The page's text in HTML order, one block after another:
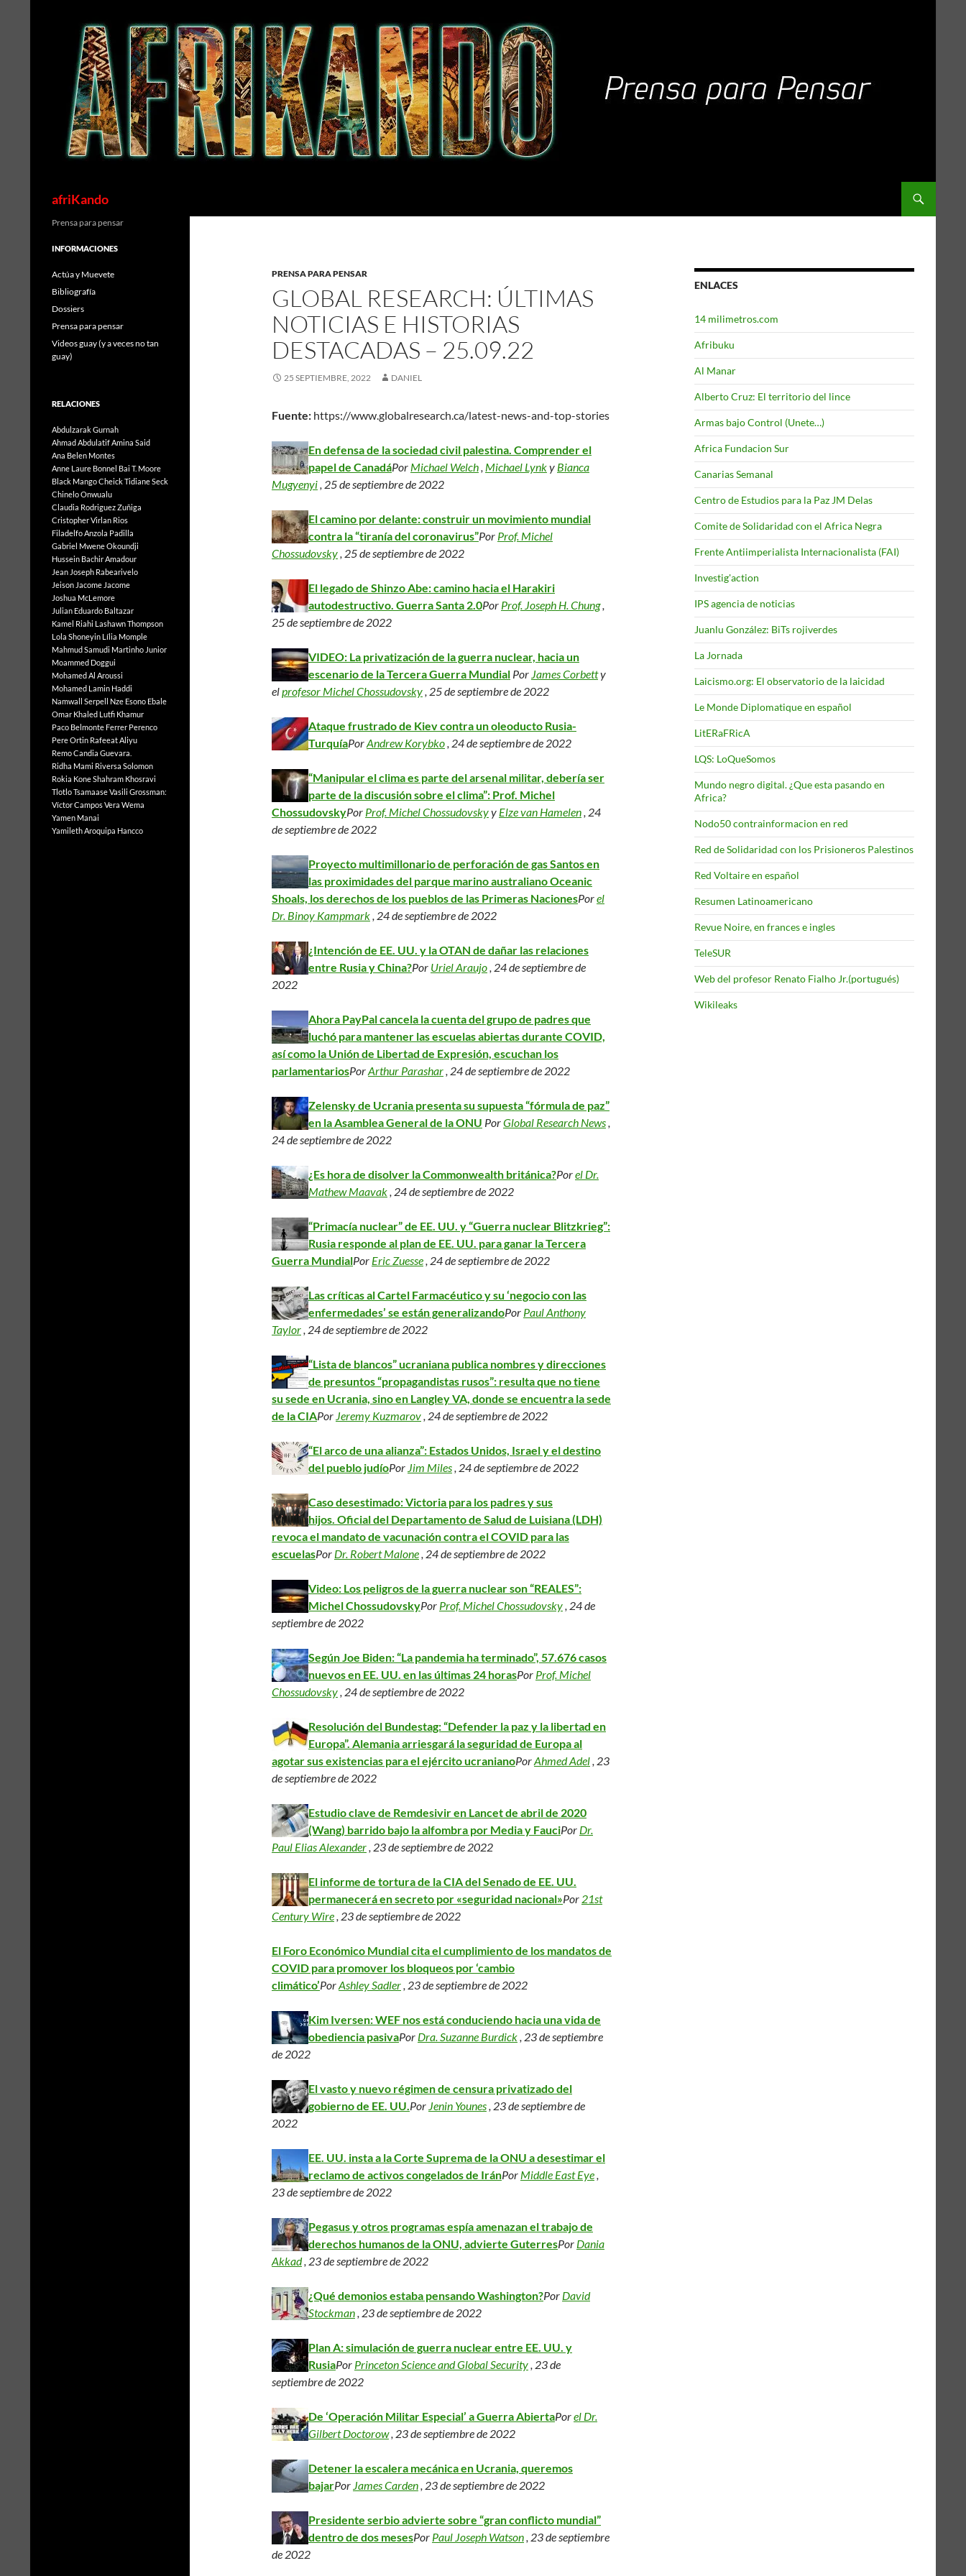
afriKando
PRENSA PARA PENSAR
GLOBAL RESEARCH: ÚLTIMAS
NOTICIAS E HISTORIAS
DESTACADAS – 25.09.22
25 SEPTIEMBRE, 2022 DANIEL
Fuente: https://www.globalresearch.ca/latest-news-and-top-stories
En defensa de la sociedad civil palestina. Comprender el
papel de CanadáPor Michael Welch, Michael Lynky Bianca
Mugyenyi, 25 de septiembre de 2022
El camino por delante: construir un movimiento mundial
contra la “tiranía del coronavirus”Por Prof. Michel
Chossudovsky, 25 de septiembre de 2022
El legado de Shinzo Abe: camino hacia el Harakiri
autodestructivo. Guerra Santa 2.0Por Prof. Joseph H. Chung,
25 de septiembre de 2022
VIDEO: La privatización de la guerra nuclear, hacia un
escenario de la Tercera Guerra Mundial Por James Corbetty
elprofesor Michel Chossudovsky, 25 de septiembre de 2022
Ataque frustrado de Kiev contra un oleoducto Rusia-
TurquíaPorAndrew Korybko, 24 de septiembre de 2022
“Manipular el clima es parte del arsenal militar, debería ser
parte de la discusión sobre el clima”: Prof. Michel
ChossudovskyPor Prof. Michel Chossudovskyy Elze van Hamelen, 24
de septiembre de 2022
Proyecto multimillonario de perforación de gas Santos en
las proximidades del parque marino australiano Oceanic
Shoals, los derechos de los pueblos de las Primeras NacionesPorel
Dr. Binoy Kampmark, 24 de septiembre de 2022
¿Intención de EE. UU. y la OTAN de dañar las relaciones
entre Rusia y China?Por Uriel Araujo, 24 de septiembre de
2022
Ahora PayPal cancela la cuenta del grupo de padres que
luchó para mantener las escuelas abiertas durante COVID,
así como la Unión de Libertad de Expresión, escuchan los
parlamentariosPorArthur Parashar, 24 de septiembre de 2022
Zelensky de Ucrania presenta su supuesta “fórmula de paz”
en la Asamblea General de la ONU PorGlobal Research News,
24 de septiembre de 2022
¿Es hora de disolver la Commonwealth británica?Porel Dr.
Mathew Maavak, 24 de septiembre de 2022
“Primacía nuclear” de EE. UU. y “Guerra nuclear Blitzkrieg”:
Rusia responde al plan de EE. UU. para ganar la Tercera
Guerra MundialPor Eric Zuesse, 24 de septiembre de 2022
Las críticas al Cartel Farmacéutico y su ‘negocio con las
enfermedades’ se están generalizandoPor Paul Anthony
Taylor, 24 de septiembre de 2022
“Lista de blancos” ucraniana publica nombres y direcciones
de presuntos “propagandistas rusos”: resulta que no tiene
su sede en Ucrania, sino en Langley VA, donde se encuentra la sede
de la CIAPor Jeremy Kuzmarov, 24 de septiembre de 2022
“El arco de una alianza”: Estados Unidos, Israel y el destino
del pueblo judíoPor Jim Miles, 24 de septiembre de 2022
Caso desestimado: Victoria para los padres y sus
hijos. Oficial del Departamento de Salud de Luisiana (LDH)
revoca el mandato de vacunación contra el COVID para las
escuelasPor Dr. Robert Malone, 24 de septiembre de 2022
Video: Los peligros de la guerra nuclear son “REALES”:
Michel ChossudovskyPor Prof. Michel Chossudovsky, 24 de
septiembre de 2022
Según Joe Biden: “La pandemia ha terminado”, 57.676 casos
nuevos en EE. UU. en las últimas 24 horasPor Prof. Michel
Chossudovsky, 24 de septiembre de 2022
Resolución del Bundestag: “Defender la paz y la libertad en
Europa”. Alemania arriesgará la seguridad de Europa al
agotar sus existencias para el ejército ucranianoPorAhmed Adel, 23
de septiembre de 2022
Estudio clave de Remdesivir en Lancet de abril de 2020
(Wang) barrido bajo la alfombra por Media y FauciPor Dr.
Paul Elias Alexander, 23 de septiembre de 2022
El informe de tortura de la CIA del Senado de EE. UU.
permanecerá en secreto por «seguridad nacional»Por 21st
Century Wire, 23 de septiembre de 2022
El Foro Económico Mundial cita el cumplimiento de los mandatos de
COVID para promover los bloqueos por ‘cambio
climático’PorAshley Sadler, 23 de septiembre de 2022
Kim Iversen: WEF nos está conduciendo hacia una vida de
obediencia pasivaPor Dra. Suzanne Burdick, 23 de septiembre
de 2022
El vasto y nuevo régimen de censura privatizado del
gobierno de EE. UU.Por Jenin Younes, 23 de septiembre de
2022
EE. UU. insta a la Corte Suprema de la ONU a desestimar el
reclamo de activos congelados de IránPor Middle East Eye,
23 de septiembre de 2022
Pegasus y otros programas espía amenazan el trabajo de
derechos humanos de la ONU, advierte GuterresPor Dania
Akkad, 23 de septiembre de 2022
¿Qué demonios estaba pensando Washington?Por David
Stockman, 23 de septiembre de 2022
Plan A: simulación de guerra nuclear entre EE. UU. y
RusiaPor Princeton Science and Global Security, 23 de
septiembre de 2022
De ‘Operación Militar Especial’ a Guerra AbiertaPorel Dr.
Gilbert Doctorow, 23 de septiembre de 2022
Detener la escalera mecánica en Ucrania, queremos
bajarPor James Carden, 23 de septiembre de 2022
Presidente serbio advierte sobre “gran conflicto mundial”
dentro de dos mesesPor Paul Joseph Watson, 23 de septiembre
de 2022
ENLACES
14 milimetros.com
Afribuku
Al Manar
Alberto Cruz: El territorio del lince
Armas bajo Control (Unete…)
Africa Fundacion Sur
Canarias Semanal
Centro de Estudios para la Paz JM Delas
Comite de Solidaridad con el Africa Negra
Frente Antiimperialista Internacionalista (FAI)
Investig'action
IPS agencia de noticias
Juanlu González: BiTs rojiverdes
La Jornada
Laicismo.org: El observatorio de la laicidad
Le Monde Diplomatique en español
LitERaFRicA
LQS: LoQueSomos
Mundo negro digital. ¿Que esta pasando en
Africa?
Nodo50 contrainformacion en red
Red de Solidaridad con los Prisioneros Palestinos
Red Voltaire en español
Resumen Latinoamericano
Revue Noire, en frances e ingles
TeleSUR
Web del profesor Renato Fialho Jr.(portugués)
Wikileaks
Prensa para pensar
INFORMACIONES
Actúa y Muevete
Bibliografía
Dossiers
Prensa para pensar
Videos guay (y a veces no tan
guay)
RELACIONES
Abdulzarak Gurnah
Ahmad AbdulatifAmina Said
Ana Belen Montes
Anne Laure Bonnel Bai T. Moore
Black MangoCheick Tidiane Seck
Chinelo Onwualu
Claudia Rodriguez Zuñiga
Cristopher Virlan Rios
Filadelfo Anzola Padilla
Gabriel Mwene Okoundji
Hussein Bachir Amadour
Jean Joseph Rabearivelo
Jeison Jacome Jacome
Joshua McLemore
Julian Eduardo Baltazar
Kamel Riahi Lashawn Thompson
Lola Shoneyin Lília Momple
Mahmud Samudi Martinho Junior
Moammed Doggui
Mohamed Al Aroussi
Mohamed Lamin Haddi
Namwall Serpell Nze Esono Ebale
Omar Khaled Lutfi Khamur
Paco Belmonte Ferrer Perenco
Pere Ortin Rafeeat Aliyu
Remo Candia Guevara.
Ridha Mami Riversa Solomon
Rokia KoneShahram Khosravi
Tlotlo TsamaaseVasili Grossman:
Víctor Campos Vera Wema
Yamen Manai
Yamileth Aroquipa Hancco